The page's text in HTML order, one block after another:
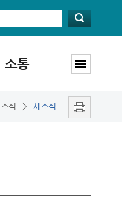
소통
소식 > 새소식